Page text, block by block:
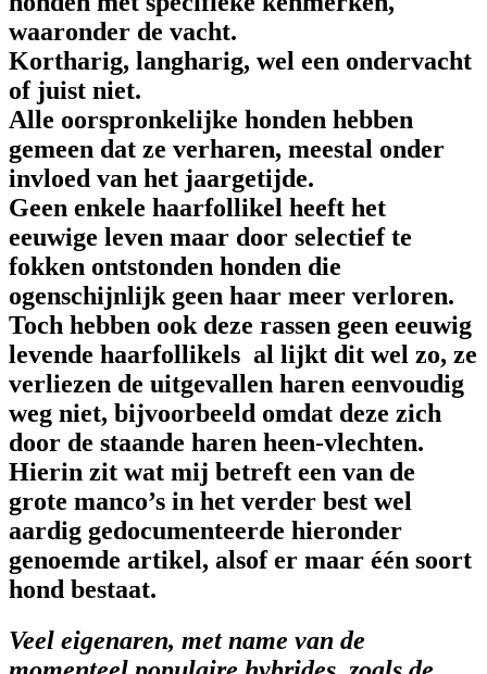
waaronder de vacht.
Kortharig, langharig, wel een ondervacht
of juist niet.
Alle oorspronkelijke honden hebben
gemeen dat ze verharen, meestal onder
invloed van het jaargetijde.
Geen enkele haarfollikel heeft het
eeuwige leven maar door selectief te
fokken ontstonden honden die
ogenschijnlijk geen haar meer verloren.
Toch hebben ook deze rassen geen eeuwig
levende haarfollikels al lijkt dit wel zo, ze
verliezen de uitgevallen haren eenvoudig
weg niet, bijvoorbeeld omdat deze zich
door de staande haren heen-vlechten.
Hierin zit wat mij betreft een van de
grote manco’s in het verder best wel
aardig gedocumenteerde hieronder
genoemde artikel, alsof er maar één soort
hond bestaat.
Veel eigenaren, met name van de